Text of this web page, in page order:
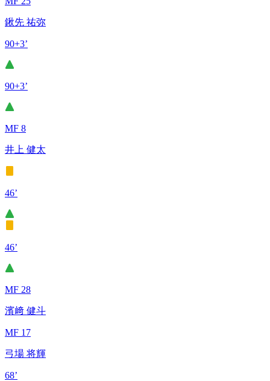
鍬先 祐弥
90+3’
90+3’
MF 8
井上 健太
46’
46’
MF 28
濱﨑 健斗
MF 17
弓場 将輝
68’